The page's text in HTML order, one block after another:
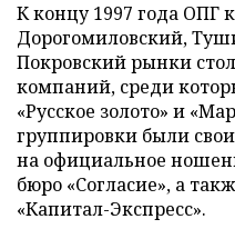
К концу 1997 года ОПГ
Дорогомиловский,
Покровский рынки
компаний, среди
«Русское золото» и
группировки были
на официальное
бюро «Согласие», а
«Капитал-Экспресс».